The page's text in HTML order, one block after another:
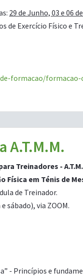
29 de Junho, 03 e 06
de Exercício Físico e
formacao/
A.T.M.M.
Treinadores -
Física em Ténis de
de Treinador.
sábado), via ZOOM.
- Princípios e